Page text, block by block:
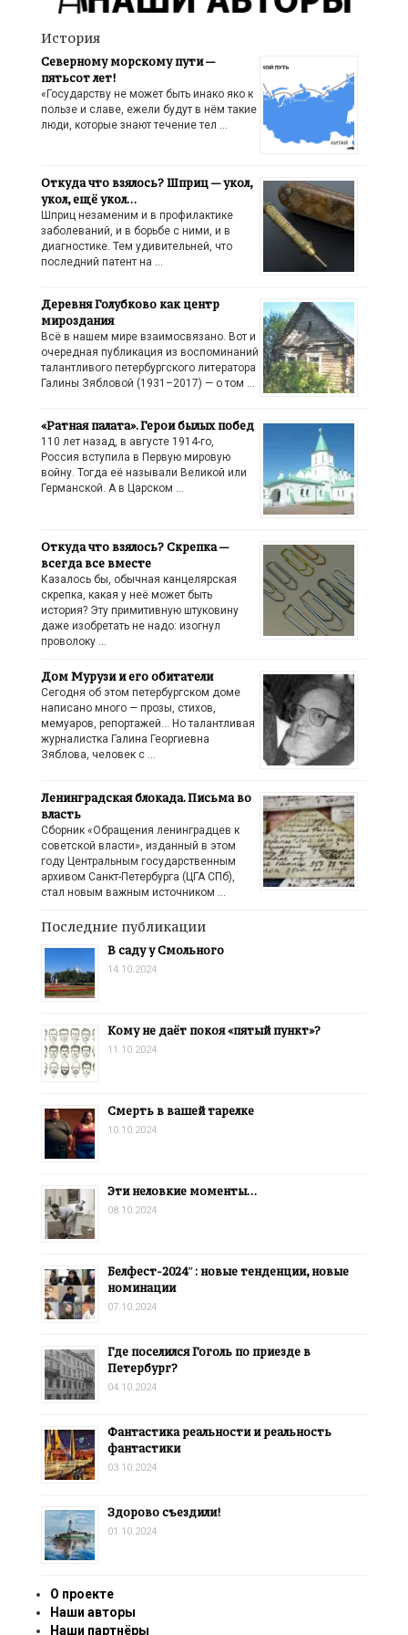
История
Северному морскому пути —
пятьсот лет!
«Государству не может быть инако яко к
пользе и славе, ежели будут в нём такие
люди, которые знают течение тел …
Откуда что взялось? Шприц — укол,
укол, ещё укол…
Шприц незаменим и в профилактике
заболеваний, и в борьбе с ними, и в
диагностике. Тем удивительней, что
последний патент на …
Деревня Голубково как центр
мироздания
Всё в нашем мире взаимосвязано. Вот и
очередная публикация из воспоминаний
талантливого петербургского литератора
Галины Зябловой (1931–2017) — о том …
«Ратная палата». Герои былых побед
110 лет назад, в августе 1914-го,
Россия вступила в Первую мировую
войну. Тогда её называли Великой или
Германской. А в Царском …
Откуда что взялось? Скрепка —
всегда все вместе
Казалось бы, обычная канцелярская
скрепка, какая у неё может быть
история? Эту примитивную штуковину
даже изобретать не надо: изогнул
проволоку …
Дом Мурузи и его обитатели
Сегодня об этом петербургском доме
написано много — прозы, стихов,
мемуаров, репортажей… Но талантливая
журналистка Галина Георгиевна
Зяблова, человек с …
Ленинградская блокада. Письма во
власть
Сборник «Обращения ленинградцев к
советской власти», изданный в этом
году Центральным государственным
архивом Санкт-Петербурга (ЦГА СПб),
стал новым важным источником …
Последние публикации
В саду у Смольного
14.10.2024
Кому не даёт покоя «пятый пункт»?
11.10.2024
Смерть в вашей тарелке
10.10.2024
Эти неловкие моменты…
08.10.2024
Белфест-2024″: новые тенденции, новые
номинации
07.10.2024
Где поселился Гоголь по приезде в
Петербург?
04.10.2024
Фантастика реальности и реальность
фантастики
03.10.2024
Здорово съездили!
01.10.2024
О проекте
Наши авторы
Наши партнёры